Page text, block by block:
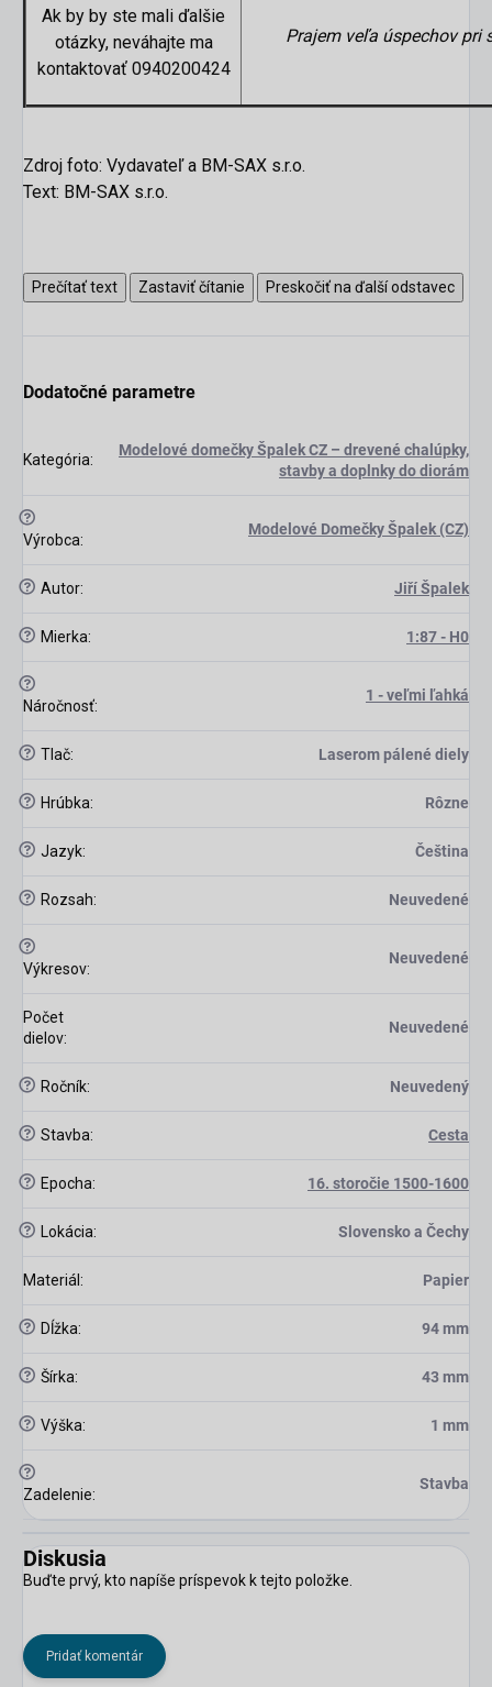
Ak by by ste mali ďalšie
otázky, neváhajte ma
kontaktovať 0940200424
Prajem veľa úspechov pri
Zdroj foto: Vydavateľ a BM-SAX s.r.o.
Text: BM-SAX s.r.o.
Prečítať text Zastaviť čítanie Preskočiť na ďalší odstavec
Dodatočné parametre
Kategória:
Modelové domečky Špalek CZ – drevené chalúpky,
stavby a doplnky do diorám
?
Výrobca:
Modelové Domečky Špalek (CZ)
? Autor: Jiří Špalek
? Mierka: 1:87 - H0
?
Náročnosť:
1 - veľmi ľahká
? Tlač: Laserom pálené diely
? Hrúbka: Rôzne
? Jazyk: Čeština
? Rozsah: Neuvedené
?
Výkresov:
Neuvedené
Počet
dielov:
Neuvedené
? Ročník: Neuvedený
? Stavba: Cesta
? Epocha: 16. storočie 1500-1600
? Lokácia: Slovensko a Čechy
Materiál : Papier
? Dĺžka: 94 mm
? Šírka: 43 mm
? Výška: 1 mm
?
Zadelenie:
Stavba
Diskusia
Buďte prvý, kto napíše príspevok k tejto položke.
Pridať komentár